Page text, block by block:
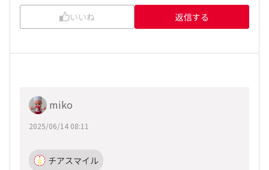
いいね 返信する
miko
2025/06/14 08:11
チアスマイル